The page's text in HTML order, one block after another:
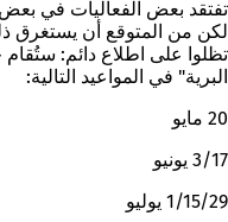
تفتقد بعض الفعاليات في بعض
لكن من المتوقع أن يستغرق
تظلوا على اطلاع دائم: ستُقام
البرية" في المواعيد التالية:
20 مايو
3/17 يونيو
1/15/29 يوليو